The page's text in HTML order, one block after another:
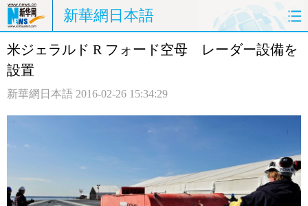
新華網日本語
ホームページ 政治 経済
米ジェラルド R フォード空母 レーダー設備を
設置
新華網日本語 2016-02-26 15:34:29